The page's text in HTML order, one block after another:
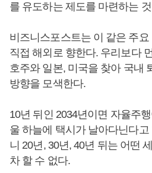
를 유도하는 제도를 마련하는
비즈니스포스트는 이 같은 주요
직접 해외로 향한다. 우리보다
호주와 일본, 미국을 찾아 국내
방향을 모색한다.
10년 뒤인 2034년이면 자율주
울 하늘에 택시가 날아다닌다
니 20년, 30년, 40년 뒤는 어떤
차 할 수 없다.